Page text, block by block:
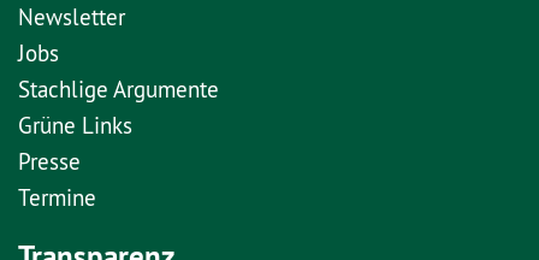
Newsletter
Jobs
Stachlige Argumente
Grüne Links
Presse
Termine